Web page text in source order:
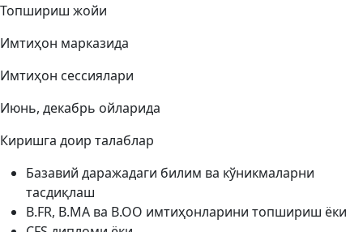
Топшириш жойи
Имтиҳон марказида
Имтиҳон сессиялари
Июнь, декабрь ойларида
Киришга доир талаблар
Базавий даражадаги билим ва кўникмаларни
тасдиқлаш
B.FR, B.MA ва B.OO имтиҳонларини топшириш ёки